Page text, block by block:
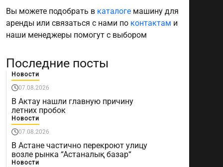
Вы можете подобрать в каталоге машину для
аренды или связаться с нами по контактам и
наши менеджеры помогут с выбором
Последние посты
Новости
07.08.2026
В Актау нашли главную причину
летних пробок
Новости
07.08.2026
В Астане частично перекроют улицу
возле рынка “Астаналық базар“
Новости